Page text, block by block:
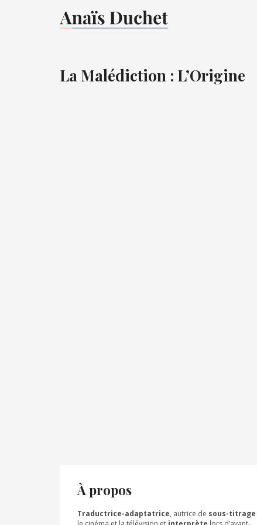
La Malédiction : L’Origine
À propos
Traductrice-adaptatrice, autrice de sous-titrage